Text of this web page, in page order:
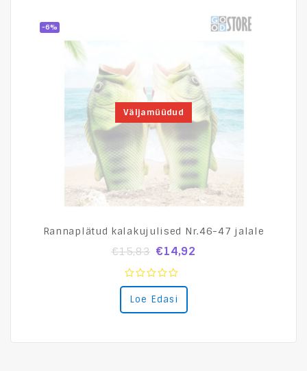
Väljamüüdud
-6%
Rannaplätud kalakujulised Nr.46-47 jalale
€15,83 €14,92
0
out
of
Loe Edasi